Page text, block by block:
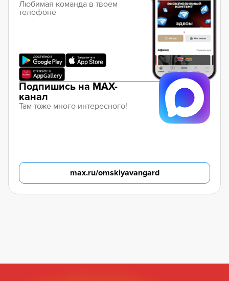
Любимая команда в твоем
телефоне
Подпишись на MAX-
канал
Там тоже много интересного!
max.ru/omskiyavangard